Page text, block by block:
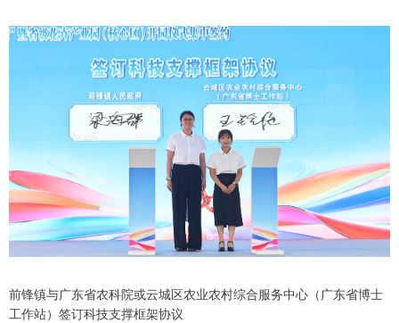
前锋镇与广东省农科院或云城区农业农村综合服务中心（广东省博士
工作站）签订科技支撑框架协议